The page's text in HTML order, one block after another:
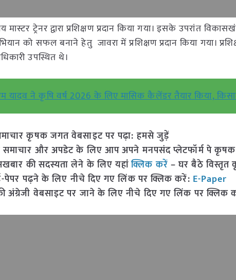
मास्टर ट्रेनर द्वारा प्रशिक्षण प्रदान किया गया। इसके उपरांत
को सफल बनाने हेतु जावरा में प्रशिक्षण प्रदान किया गया।
उपस्थित थे।
यादव ने कृषि वर्ष 2026 के लिए मासिक कैलेंडर तैयार किया,
कृषक जगत वेबसाइट पर पढ़ा: हमसे जुड़ें
समाचार और अपडेट के लिए आप अपने मनपसंद प्लेटफॉर्म पे
की सदस्यता लेने के लिए यहांक्लिक करें – घर बैठे विस्तृत
पढ़ने के लिए नीचे दिए गए लिंक पर क्लिक करें: E-Paper
वेबसाइट पर जाने के लिए नीचे दिए गए लिंक पर क्लिक